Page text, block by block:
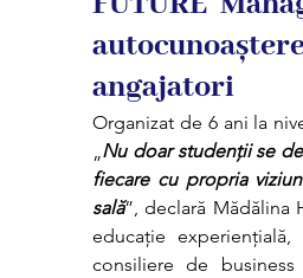
angajatori
Organizat de 6 ani la
„Nu doar studenții se
fiecare cu propria
sală”, declară Mădălina
educație
consiliere de